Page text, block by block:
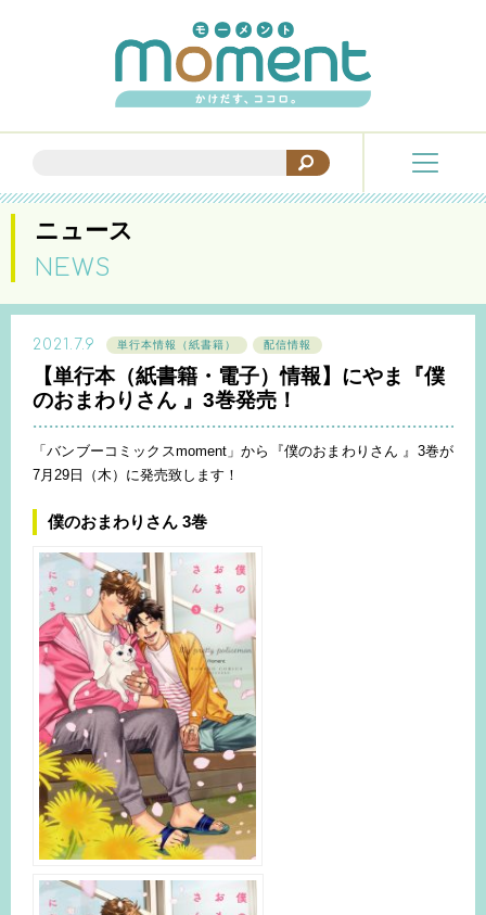
ニュース
NEWS
2021.7.9 単行本情報（紙書籍） 配信情報
【単行本（紙書籍・電子）情報】にやま『僕
のおまわりさん 』3巻発売！
「バンブーコミックスmoment」から『僕のおまわりさん 』3巻が
7月29日（木）に発売致します！
僕のおまわりさん 3巻